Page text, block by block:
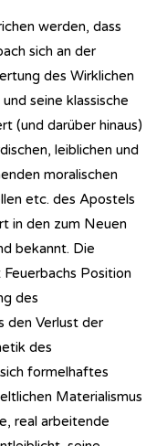
werden, dass
sich an der
des Wirklichen
seine klassische
(und darüber hinaus)
leiblichen und
moralischen
etc. des Apostels
in den zum Neuen
bekannt. Die
Position
des
den Verlust der
des
formelhaftes
Materialismus
real arbeitende